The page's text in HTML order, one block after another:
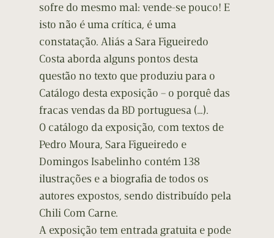
sofre do mesmo mal: vende-se pouco! E
isto não é uma crítica, é uma
constatação. Aliás a Sara Figueiredo
Costa aborda alguns pontos desta
questão no texto que produziu para o
Catálogo desta exposição – o porquê das
fracas vendas da BD portuguesa (…).
O catálogo da exposição, com textos de
Pedro Moura, Sara Figueiredo e
Domingos Isabelinho contém 138
ilustrações e a biografia de todos os
autores expostos, sendo distribuído pela
Chili Com Carne.
A exposição tem entrada gratuita e pode